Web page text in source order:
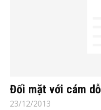
Đối mặt với cám dỗ
23/12/2013